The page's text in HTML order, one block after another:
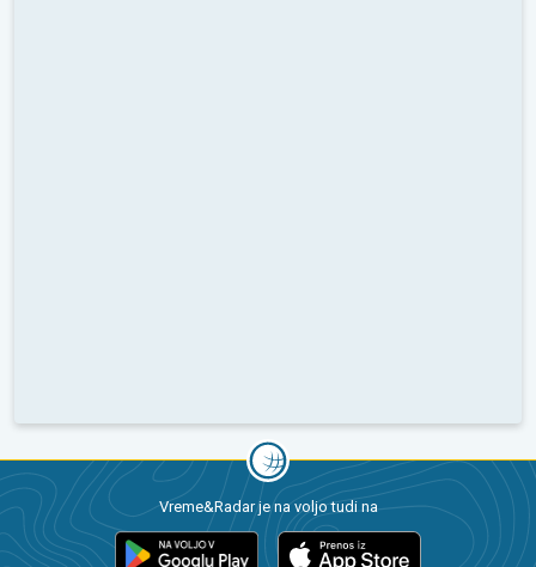
Vreme&Radar je na voljo tudi na